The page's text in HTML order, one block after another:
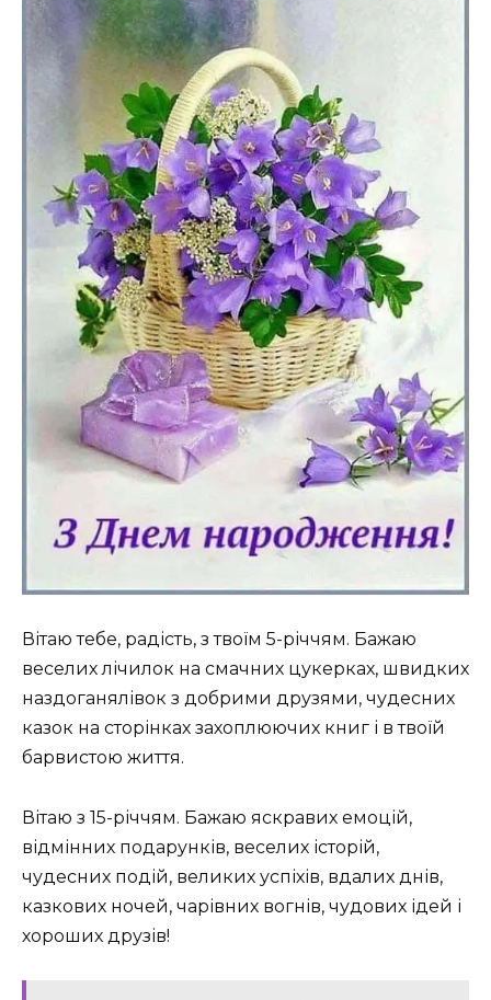
Вітаю тебе, радість, з твоїм 5-річчям. Бажаю
веселих лічилок на смачних цукерках, швидких
наздоганялівок з добрими друзями, чудесних
казок на сторінках захоплюючих книг і в твоїй
барвистою життя.
Вітаю з 15-річчям. Бажаю яскравих емоцій,
відмінних подарунків, веселих історій,
чудесних подій, великих успіхів, вдалих днів,
казкових ночей, чарівних вогнів, чудових ідей і
хороших друзів!